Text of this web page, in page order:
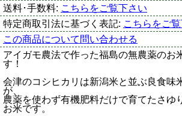
送料･手数料: こちらをご覧下さい
特定商取引法に基づく表記: こちらをご
この商品について問い合わせる
アイガモ農法で作った福島の無農薬のお
す！
会津のコシヒカリは新潟米と並ぶ良食味
が、
農薬を使わず有機肥料だけで育てたさゆ
お米です。